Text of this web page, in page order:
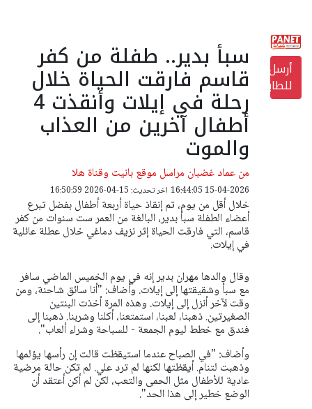
أرسل
للطابعة
سبأ بدير.. طفلة من كفر
قاسم فارقت الحياة خلال
رحلة في إيلات وأنقذت 4
أطفال آخرين من العذاب
والموت
من عماد غضبان مراسل موقع بانيت وقناة هلا
15-04-2026 16:44:05 اخر تحديث: 15-04-2026 16:50:59
خلال أقل من يوم، تم إنقاذ حياة أربعة أطفال بفضل تبرع
أعضاء الطفلة سبأ بدير، البالغة من العمر ست سنوات من كفر
قاسم، التي فارقت الحياة إثر نزيف دماغي خلال عطلة عائلية
في إيلات.
وقال والدها مهران بدير إنه في يوم الخميس الماضي سافر
مع سبأ وشقيقتها إلى إيلات. وأضاف: "أنا سائق شاحنة، ومن
وقت لآخر أنزل إلى إيلات. وهذه المرة أخذت البنتين
الصغيرتين. ذهبنا، لعبنا، استمتعنا، أكلنا وشربنا. ذهبنا إلى
فندق مع خطط ليوم الجمعة - للسباحة وشراء ألعاب".
وأضاف: "في الصباح عندما استيقظت قالت إن رأسها يؤلمها
وذهبت لتنام. أيقظتها لكنها لم ترد علي. لم تكن حالة مرضية
عادية للأطفال مثل الحمى والتعب، لكن لم أكن أعتقد أن
الوضع خطير إلى هذا الحد".